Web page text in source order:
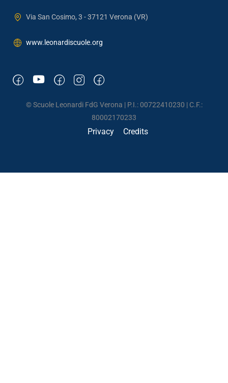
Via San Cosimo, 3 - 37121 Verona (VR)
www.leonardiscuole.org
© Scuole Leonardi FdG Verona | P.I.: 00722410230 | C.F.:
80002170233
Privacy Credits